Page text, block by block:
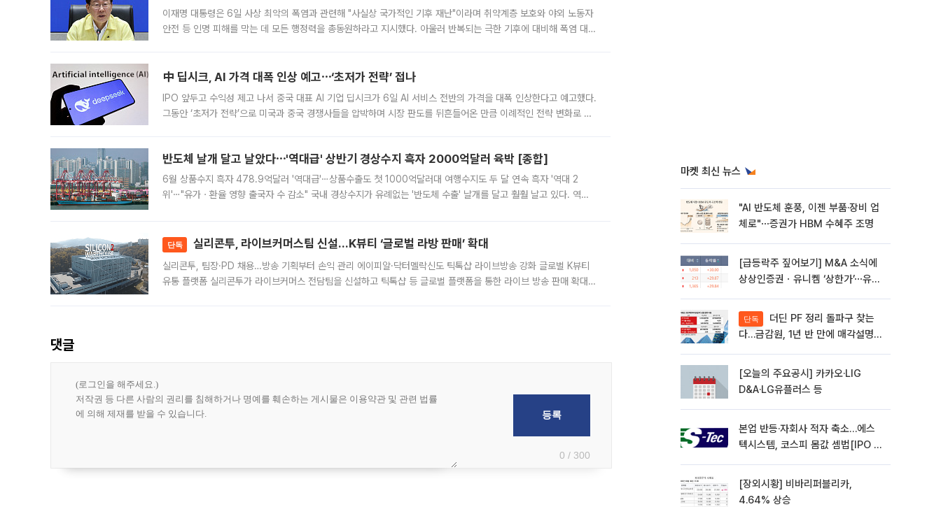
이재명 대통령은 6일 사상 최악의 폭염과 관련해 "사실상 국가적인 기후 재난"이라며 취약계층 보호와 야외 노동자
안전 등 인명 피해를 막는 데 모든 행정력을 총동원하라고 지시했다. 아울러 반복되는 극한 기후에 대비해 폭염 대응
中 딥시크, AI 가격 대폭 인상 예고⋯‘초저가 전략’ 접나
IPO 앞두고 수익성 제고 나서 중국 대표 AI 기업 딥시크가 6일 AI 서비스 전반의 가격을 대폭 인상한다고 예고했다.
그동안 ‘초저가 전략’으로 미국과 중국 경쟁사들을 압박하며 시장 판도를 뒤흔들어온 만큼 이례적인 전략 변화로 평
반도체 날개 달고 날았다⋯'역대급' 상반기 경상수지 흑자 2000억달러 육박 [종합]
6월 상품수지 흑자 478.9억달러 '역대급'⋯상품수출도 첫 1000억달러대 여행수지도 두 달 연속 흑자 '역대 2
위'⋯"유가ㆍ환율 영향 출국자 수 감소" 국내 경상수지가 유례없는 '반도체 수출' 날개를 달고 훨훨 날고 있다. 역대
단독 실리콘투, 라이브커머스팀 신설…K뷰티 ‘글로벌 라방 판매’ 확대
실리콘투, 팀장·PD 채용…방송 기획부터 손익 관리 에이피알·닥터멜락신도 틱톡샵 라이브방송 강화 글로벌 K뷰티
유통 플랫폼 실리콘투가 라이브커머스 전담팀을 신설하고 틱톡샵 등 글로벌 플랫폼을 통한 라이브 방송 판매 확대에
댓글
0 / 300
마켓 최신 뉴스
"AI 반도체 훈풍, 이젠 부품·장비 업
체로"⋯증권가 HBM 수혜주 조명
[급등락주 짚어보기] M&A 소식에
상상인증권ㆍ유니켐 ‘상한가’⋯유증
단독
다…금감원, 1년 반 만에 매각설명회
[오늘의 주요공시] 카카오·LIG
D&A·LG유플러스 등
본업 반등·자회사 적자 축소…에스
텍시스템, 코스피 몸값 셈법[IPO 엑
[장외시황] 비바리퍼블리카,
4.64% 상승